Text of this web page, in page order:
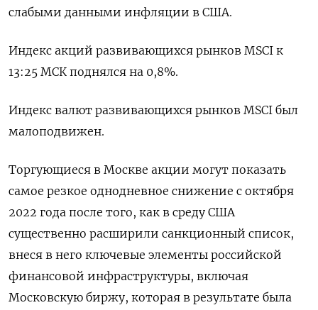
слабыми данными инфляции в США.
Индекс акций развивающихся рынков MSCI к
13:25 МСК поднялся на 0,8%.
Индекс валют развивающихся рынков MSCI был
малоподвижен.
Торгующиеся в Москве акции могут показать
самое резкое однодневное снижение с октября
2022 года после того, как в среду США
существенно расширили санкционный список,
внеся в него ключевые элементы российской
финансовой инфраструктуры, включая
Московскую биржу, которая в результате была